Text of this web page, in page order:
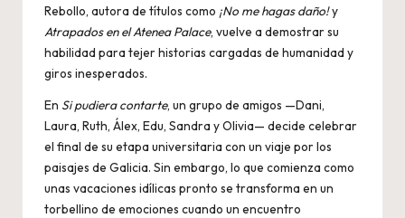
Rebollo, autora de títulos como ¡No me hagas daño!y
Atrapados en el Atenea Palace, vuelve a demostrar su
habilidad para tejer historias cargadas de humanidad y
giros inesperados.
En Si pudiera contarte, un grupo de amigos —Dani,
Laura, Ruth, Álex, Edu, Sandra y Olivia— decide celebrar
el final de su etapa universitaria con un viaje por los
paisajes de Galicia. Sin embargo, lo que comienza como
unas vacaciones idílicas pronto se transforma en un
torbellino de emociones cuando un encuentro